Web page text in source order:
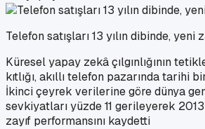
Telefon satışları 13 yılın dibinde, yeni
Küresel yapay zekâ çılgınlığının
kıtlığı, akıllı telefon pazarında tarihi
İkinci çeyrek verilerine göre dünya
sevkiyatları yüzde 11 gerileyerek 2013
zayıf performansını kaydetti